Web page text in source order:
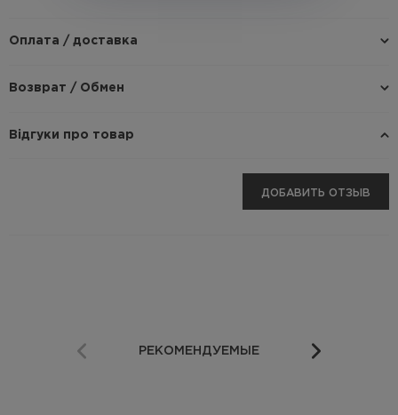
Оплата / доставка
Возврат / Обмен
Відгуки про товар
ДОБАВИТЬ ОТЗЫВ
РЕКОМЕНДУЕМЫЕ